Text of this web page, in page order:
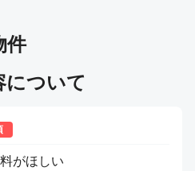
件
について
がほしい